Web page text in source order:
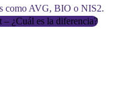
como AVG, BIO o NIS2.
¿Cuál es la diferencia?